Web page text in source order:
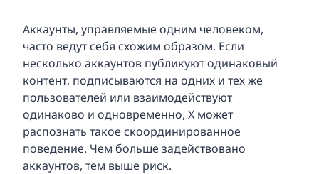
Аккаунты, управляемые одним человеком,
часто ведут себя схожим образом. Если
несколько аккаунтов публикуют одинаковый
контент, подписываются на одних и тех же
пользователей или взаимодействуют
одинаково и одновременно, X может
распознать такое скоординированное
поведение. Чем больше задействовано
аккаунтов, тем выше риск.